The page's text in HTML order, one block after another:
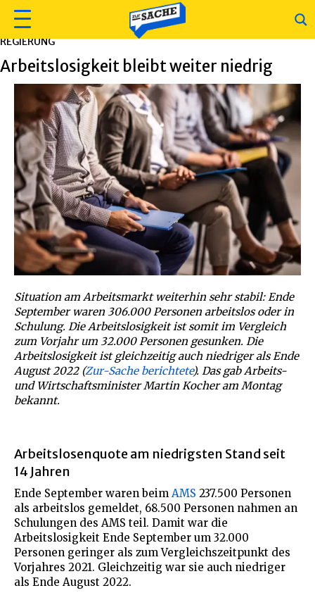
REGIERUNG
Arbeitslosigkeit bleibt weiter niedrig
Situation am Arbeitsmarkt weiterhin sehr stabil: Ende
September waren 306.000 Personen arbeitslos oder in
Schulung. Die Arbeitslosigkeit ist somit im Vergleich
zum Vorjahr um 32.000 Personen gesunken. Die
Arbeitslosigkeit ist gleichzeitig auch niedriger als Ende
August 2022 (Zur-Sache berichtete). Das gab Arbeits-
und Wirtschaftsminister Martin Kocher am Montag
bekannt.
Arbeitslosenquote am niedrigsten Stand seit
14 Jahren
Ende September waren beim AMS 237.500 Personen
als arbeitslos gemeldet, 68.500 Personen nahmen an
Schulungen des AMS teil. Damit war die
Arbeitslosigkeit Ende September um 32.000
Personen geringer als zum Vergleichszeitpunkt des
Vorjahres 2021. Gleichzeitig war sie auch niedriger
als Ende August 2022.